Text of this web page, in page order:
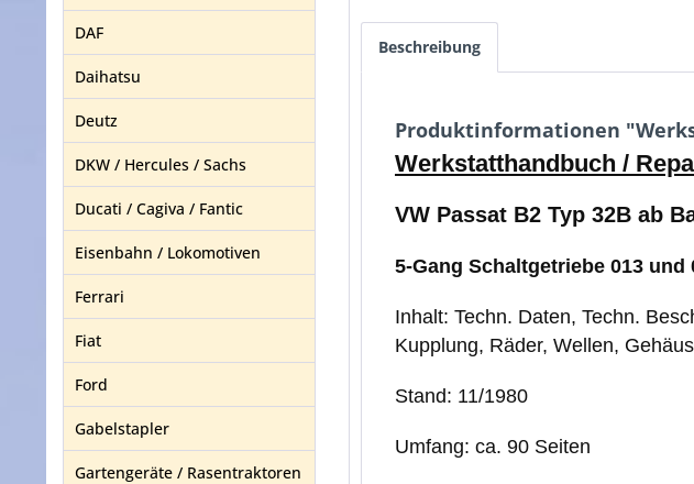
DAF
Daihatsu
Deutz
DKW / Hercules / Sachs
Ducati / Cagiva / Fantic
Eisenbahn / Lokomotiven
Ferrari
Fiat
Ford
Gabelstapler
Gartengeräte / Rasentraktoren
Beschreibung
Produktinformationen
Werkstatthandbuch /
VW Passat B2 Typ 32B ab
5-Gang Schaltgetriebe 013 und
Inhalt: Techn. Daten, Techn.
Kupplung, Räder, Wellen,
Stand: 11/1980
Umfang: ca. 90 Seiten